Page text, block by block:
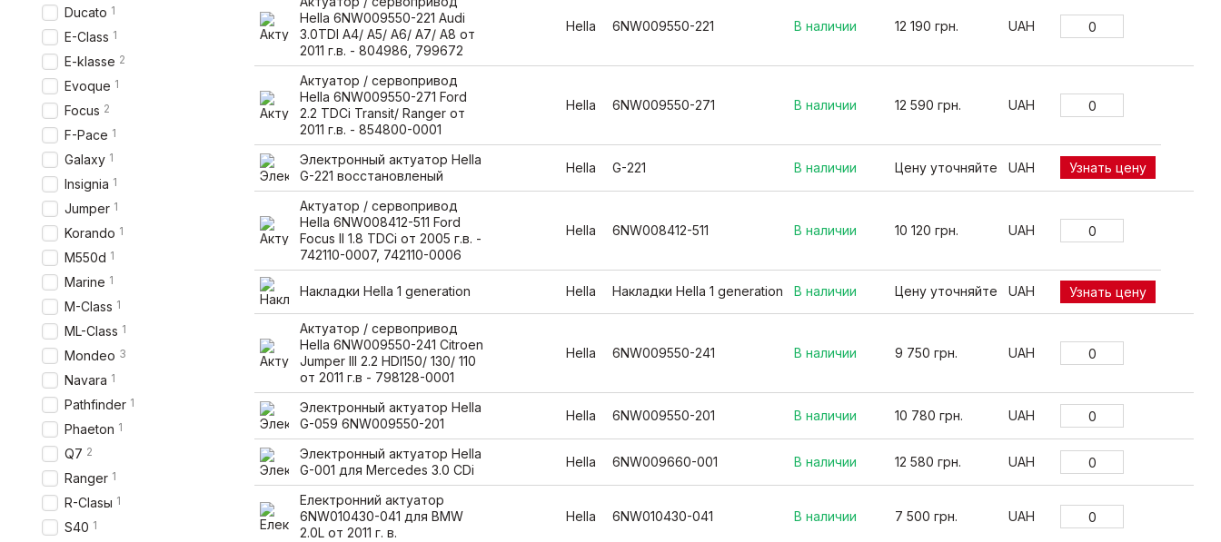
Hella 6NW009550-221 Audi
3.0TDI A4/ A5/ A6/ A7/ A8 от
2011 г.в. - 804986, 799672
Hella 6NW009550-221 В наличии 12 190 грн. UAH
Актуатор / сервопривод
Hella 6NW009550-271 Ford
2.2 TDCi Transit/ Ranger от
2011 г.в. - 854800-0001
Hella 6NW009550-271 В наличии 12 590 грн. UAH
Электронный актуатор Hella
G-221 восстановленый
Hella G-221 В наличии Цену уточняйте UAH Узнать цену
Актуатор / сервопривод
Hella 6NW008412-511 Ford
Focus II 1.8 TDCi от 2005 г.в. -
742110-0007, 742110-0006
Hella 6NW008412-511 В наличии 10 120 грн. UAH
Накладки Hella 1 generation Hella Накладки Hella 1 generation В наличии Цену уточняйте UAH Узнать цену
Актуатор / сервопривод
Hella 6NW009550-241 Citroen
Jumper III 2.2 HDI150/ 130/ 110
от 2011 г.в - 798128-0001
Hella 6NW009550-241 В наличии 9 750 грн. UAH
Электронный актуатор Hella
G-059 6NW009550-201
Hella 6NW009550-201 В наличии 10 780 грн. UAH
Электронный актуатор Hella
G-001 для Mercedes 3.0 CDi
Hella 6NW009660-001 В наличии 12 580 грн. UAH
Електронний актуатор
6NW010430-041 для BMW
2.0L от 2011 г. в.
Hella 6NW010430-041 В наличии 7 500 грн. UAH
Ducato 1
E-Class 1
E-klasse 2
Evoque 1
Focus 2
F-Pace 1
Galaxy 1
Insignia 1
Jumper 1
Korando 1
M550d 1
Marine 1
M-Class 1
ML-Class 1
Mondeo 3
Navara 1
Pathfinder 1
Phaeton 1
Q7 2
Ranger 1
R-Clasы 1
S40 1